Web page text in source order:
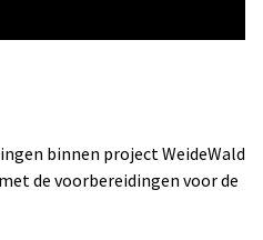
binnen project WeideWald
de voorbereidingen voor de